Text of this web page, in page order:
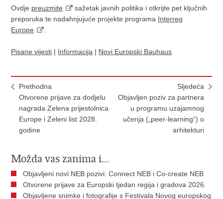
Ovdje preuzmite
sažetak javnih politika i otkrijte pet ključnih
preporuka te nadahnjujuće projekte programa Interreg
Europe
Pisane vijesti | Informacija | Novi Europski Bauhaus
Prethodna
Otvorene prijave za dodjelu
nagrada Zelena prijestolnica
Europe i Zeleni list 2028.
godine
Sljedeća
Objavljen poziv za partnera
u programu uzajamnog
učenja („peer-learning“) o
arhitekturi
Možda vas zanima i...
​Objavljeni novi NEB pozivi: Connect NEB i Co-create NEB
Otvorene prijave za Europski tjedan regija i gradova 2026.
Objavljene snimke i fotografije s Festivala Novog europskog